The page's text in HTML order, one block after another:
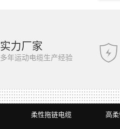
实力厂家
多年运动电缆生产经验
柔性拖链电缆 高